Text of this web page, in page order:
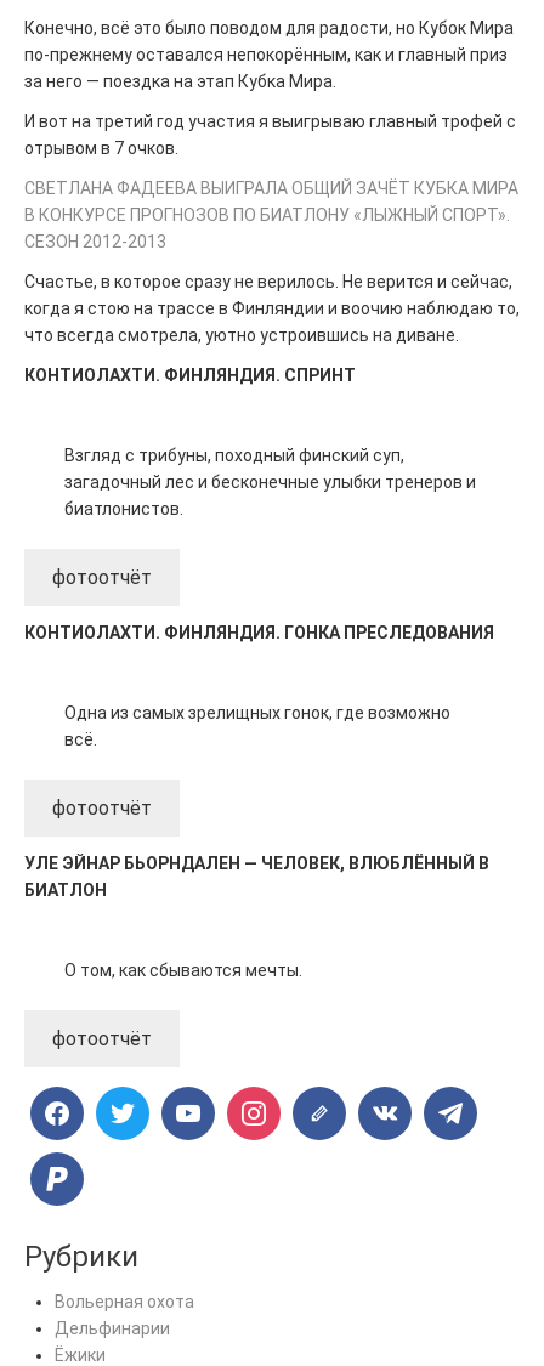
Конечно, всё это было поводом для радости, но Кубок Мира
по-прежнему оставался непокорённым, как и главный приз
за него — поездка на этап Кубка Мира.
И вот на третий год участия я выигрываю главный трофей с
отрывом в 7 очков.
СВЕТЛАНА ФАДЕЕВА ВЫИГРАЛА ОБЩИЙ ЗАЧЁТ КУБКА МИРА
В КОНКУРСЕ ПРОГНОЗОВ ПО БИАТЛОНУ «ЛЫЖНЫЙ СПОРТ».
СЕЗОН 2012-2013
Счастье, в которое сразу не верилось. Не верится и сейчас,
когда я стою на трассе в Финляндии и воочию наблюдаю то,
что всегда смотрела, уютно устроившись на диване.
КОНТИОЛАХТИ. ФИНЛЯНДИЯ. СПРИНТ
Взгляд с трибуны, походный финский суп,
загадочный лес и бесконечные улыбки тренеров и
биатлонистов.
фотоотчёт
КОНТИОЛАХТИ. ФИНЛЯНДИЯ. ГОНКА ПРЕСЛЕДОВАНИЯ
Одна из самых зрелищных гонок, где возможно
всё.
фотоотчёт
УЛЕ ЭЙНАР БЬОРНДАЛЕН — ЧЕЛОВЕК, ВЛЮБЛЁННЫЙ В
БИАТЛОН
О том, как сбываются мечты.
фотоотчёт
Рубрики
Вольерная охота
Дельфинарии
Ёжики